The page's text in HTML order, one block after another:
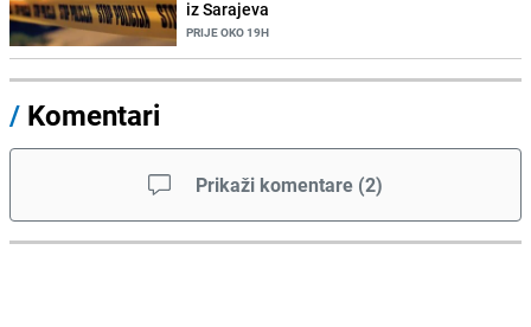
iz Sarajeva
PRIJE OKO 19H
/ Komentari
Prikaži komentare (2)